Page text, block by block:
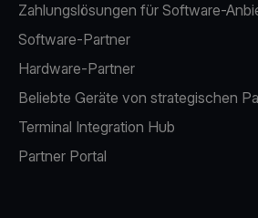
Zahlungslösungen für Software-
Software-Partner
Hardware-Partner
Beliebte Geräte von strategischen
Terminal Integration Hub
Partner Portal